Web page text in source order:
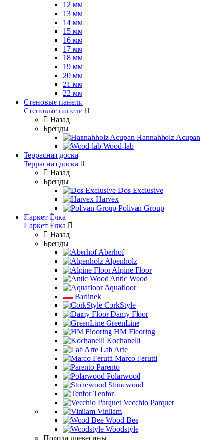
12 мм
13 мм
14 мм
15 мм
16 мм
17 мм
18 мм
19 мм
20 мм
21 мм
22 мм
Стеновые панели
Стеновые панели
Назад
Бренды
Hannahholz Acupan
Wood-lab
Террасная доска
Террасная доска
Назад
Бренды
Dos Exclusive
Harvex
Polivan Group
Паркет Ёлка
Паркет Ёлка
Назад
Бренды
Aberhof
Alpenholz
Alpine Floor
Antic Wood
Aquafloor
Barlinek
CorkStyle
Damy Floor
GreenLine
HM Flooring
Kochanelli
Lab Arte
Marco Ferutti
Parento
Polarwood
Stonewood
Tenfor
Vecchio Parquet
Vinilam
Wood Bee
Woodstyle
Порода древесины